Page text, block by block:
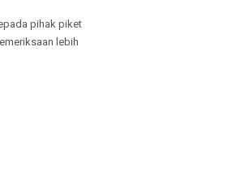
pihak piket
lebih